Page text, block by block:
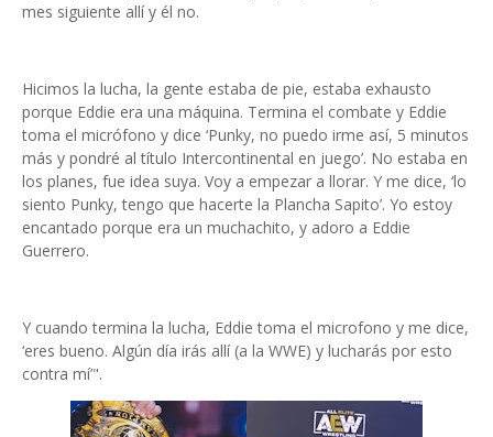
mes siguiente allí y él no.
Hicimos la lucha, la gente estaba de pie, estaba exhausto
porque Eddie era una máquina. Termina el combate y Eddie
toma el micrófono y dice ‘Punky, no puedo irme así, 5 minutos
más y pondré al título Intercontinental en juego’. No estaba en
los planes, fue idea suya. Voy a empezar a llorar. Y me dice, ‘lo
siento Punky, tengo que hacerte la Plancha Sapito’. Yo estoy
encantado porque era un muchachito, y adoro a Eddie
Guerrero.
Y cuando termina la lucha, Eddie toma el microfono y me dice,
‘eres bueno. Algún día irás allí (a la WWE) y lucharás por esto
contra mí’".